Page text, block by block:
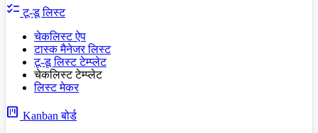
checklist टू-डू लिस्ट
चेकलिस्ट ऐप
टास्क मैनेजर लिस्ट
टू-डू लिस्ट टेम्प्लेट
चेकलिस्ट टेम्प्लेट
लिस्ट मेकर
view_kanban Kanban बोर्ड